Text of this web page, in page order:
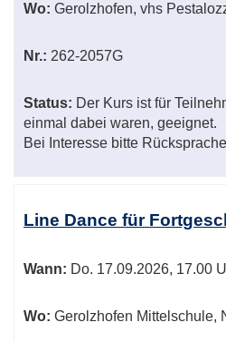
Wo: Gerolzhofen, vhs
Nr.: 262-2057G
Status: Der Kurs ist für
einmal dabei waren, geeignet.
Bei Interesse bitte
Line Dance für
Wann: Do. 17.09.2026, 17.00
Wo: Gerolzhofen Mittelschule,